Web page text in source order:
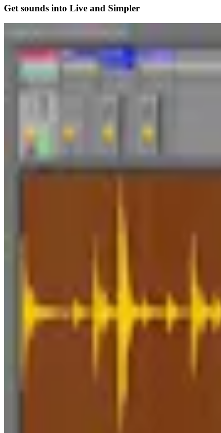
Get sounds into Live and Simpler